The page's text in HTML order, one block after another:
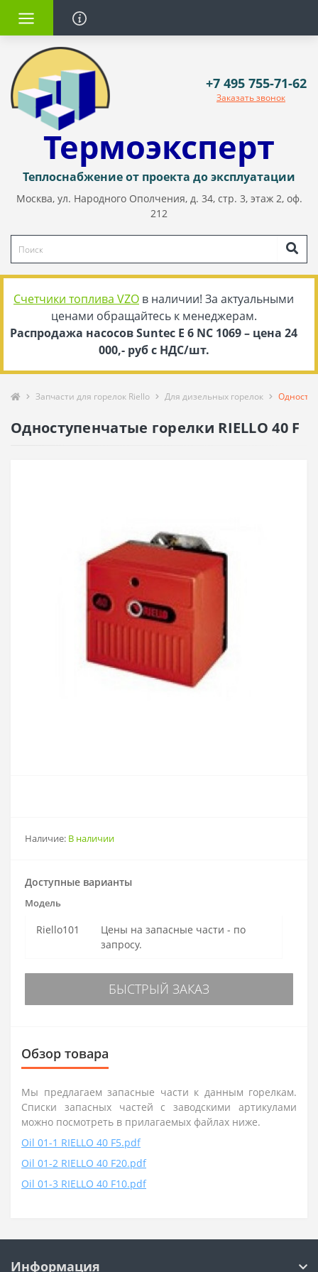
Термоэксперт
Теплоснабжение от проекта до эксплуатации
Москва, ул. Народного Ополчения, д. 34, стр. 3, этаж 2, оф.
212
+7 495 755-71-62
Заказать звонок
Счетчики топлива VZO в наличии! За актуальными
ценами обращайтесь к менеджерам.
Распродажа насосов Suntec E 6 NC 1069 – цена 24
000,- руб с НДС/шт.
Запчасти для горелок Riello Для дизельных горелок
Одноступенчатые горелки RIELLO 40 F
Наличие: В наличии
Доступные варианты
Модель
Riello101
Цены на запасные части - по
запросу.
БЫСТРЫЙ ЗАКАЗ
Обзор товара
Мы предлагаем запасные части к данным горелкам.
Списки запасных частей с заводскими артикулами
можно посмотреть в прилагаемых файлах ниже.
Oil 01-1 RIELLO 40 F5.pdf
Oil 01-2 RIELLO 40 F20.pdf
Oil 01-3 RIELLO 40 F10.pdf
Информация